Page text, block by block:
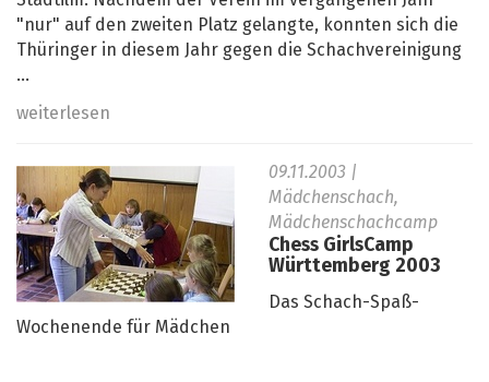
"nur" auf den zweiten Platz gelangte, konnten sich die
Thüringer in diesem Jahr gegen die Schachvereinigung
...
weiterlesen
09.11.2003 |
Mädchenschach,
Mädchenschachcamp
Chess GirlsCamp
Württemberg 2003
Das Schach-Spaß-
Wochenende für Mädchen